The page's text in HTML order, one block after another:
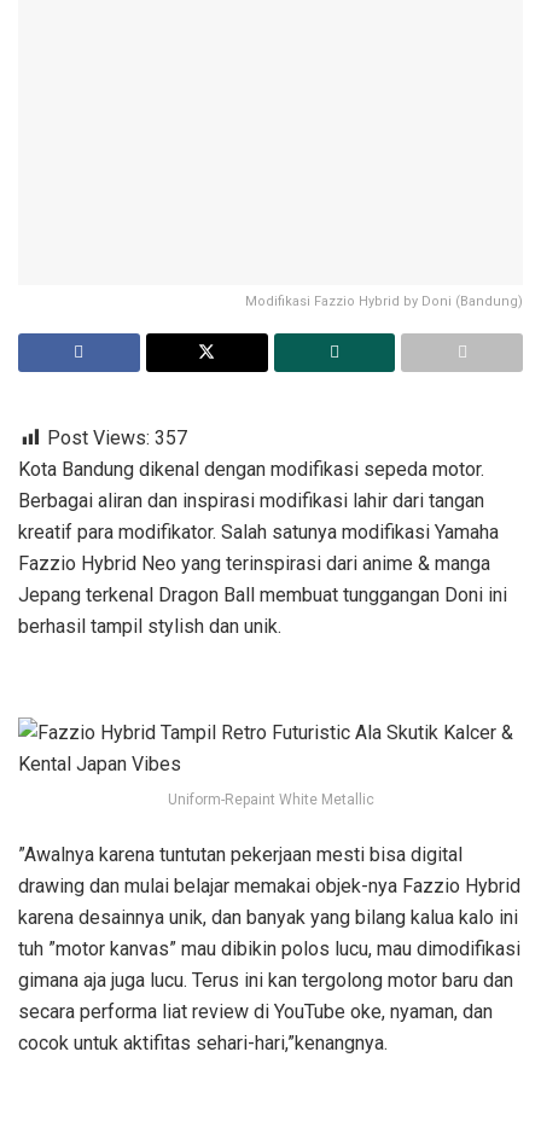
Modifikasi Fazzio Hybrid by Doni (Bandung)
Post Views: 357
Kota Bandung dikenal dengan modifikasi sepeda motor.
Berbagai aliran dan inspirasi modifikasi lahir dari tangan
kreatif para modifikator. Salah satunya modifikasi Yamaha
Fazzio Hybrid Neo yang terinspirasi dari anime & manga
Jepang terkenal Dragon Ball membuat tunggangan Doni ini
berhasil tampil stylish dan unik.
Uniform-Repaint White Metallic
”Awalnya karena tuntutan pekerjaan mesti bisa digital
drawing dan mulai belajar memakai objek-nya Fazzio Hybrid
karena desainnya unik, dan banyak yang bilang kalua kalo ini
tuh ”motor kanvas” mau dibikin polos lucu, mau dimodifikasi
gimana aja juga lucu. Terus ini kan tergolong motor baru dan
secara performa liat review di YouTube oke, nyaman, dan
cocok untuk aktifitas sehari-hari,”kenangnya.